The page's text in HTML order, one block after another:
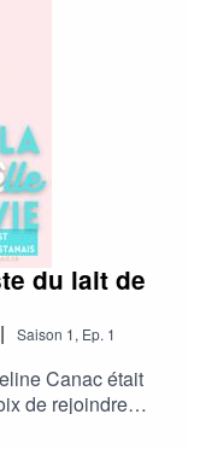
du lait de
| Saison 1, Ep. 1
Canac était
de rejoindre
à